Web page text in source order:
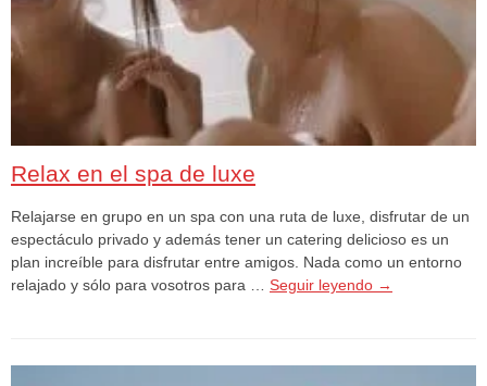
Relax en el spa de luxe
Relajarse en grupo en un spa con una ruta de luxe, disfrutar de un
espectáculo privado y además tener un catering delicioso es un
plan increíble para disfrutar entre amigos. Nada como un entorno
relajado y sólo para vosotros para … Seguir leyendo →